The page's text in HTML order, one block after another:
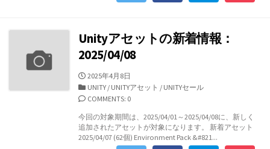
Unityアセットの新着情報：
2025/04/08
公
開
日
2025年4月8日
カ
テ
リ
ー
UNITY / UNITYアセット / UNITYセール
COMMENTS: 0
今回の対象期間は、2025/04/01～2025/04/08に、新しく
追加されたアセットが対象になります。 新着アセット
2025/04/07 (62個) Environment Pack &#821...